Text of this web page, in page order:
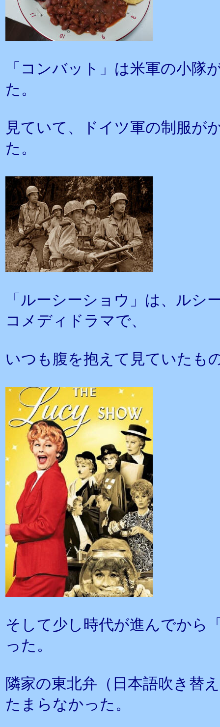
「コンバット」は米軍の小隊
た。
見ていて、ドイツ軍の制服が
た。
「ルーシーショウ」は、ルシ
コメディドラマで、
いつも腹を抱えて見ていたも
そして少し時代が進んでから
った。
隣家の東北弁（日本語吹き替
たまらなかった。